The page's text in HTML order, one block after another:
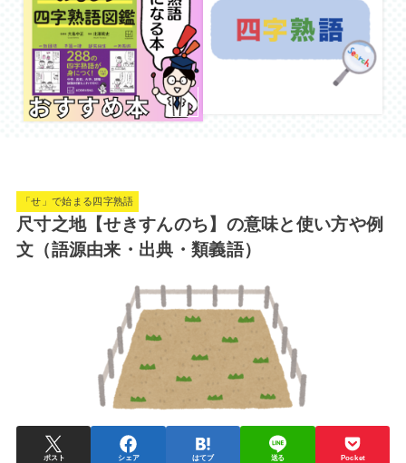
「せ」で始まる四字熟語
尺寸之地【せきすんのち】の意味と使い方や例
文（語源由来・出典・類義語）
ポスト シェア はてブ 送る Pocket